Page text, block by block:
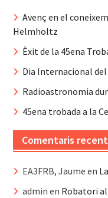
Avenç en el
Helmholtz
Èxit de la 45ena
Dia Internacional
Radioastronomia
45ena trobada a la
Comentaris
EA3FRB, Jaume en
admin en Robatori al